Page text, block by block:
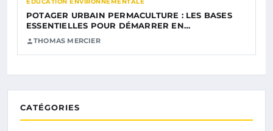
ÉDUCATION ENVIRONNEMENTALE
POTAGER URBAIN PERMACULTURE : LES BASES
ESSENTIELLES POUR DÉMARRER EN…
THOMAS MERCIER
CATÉGORIES